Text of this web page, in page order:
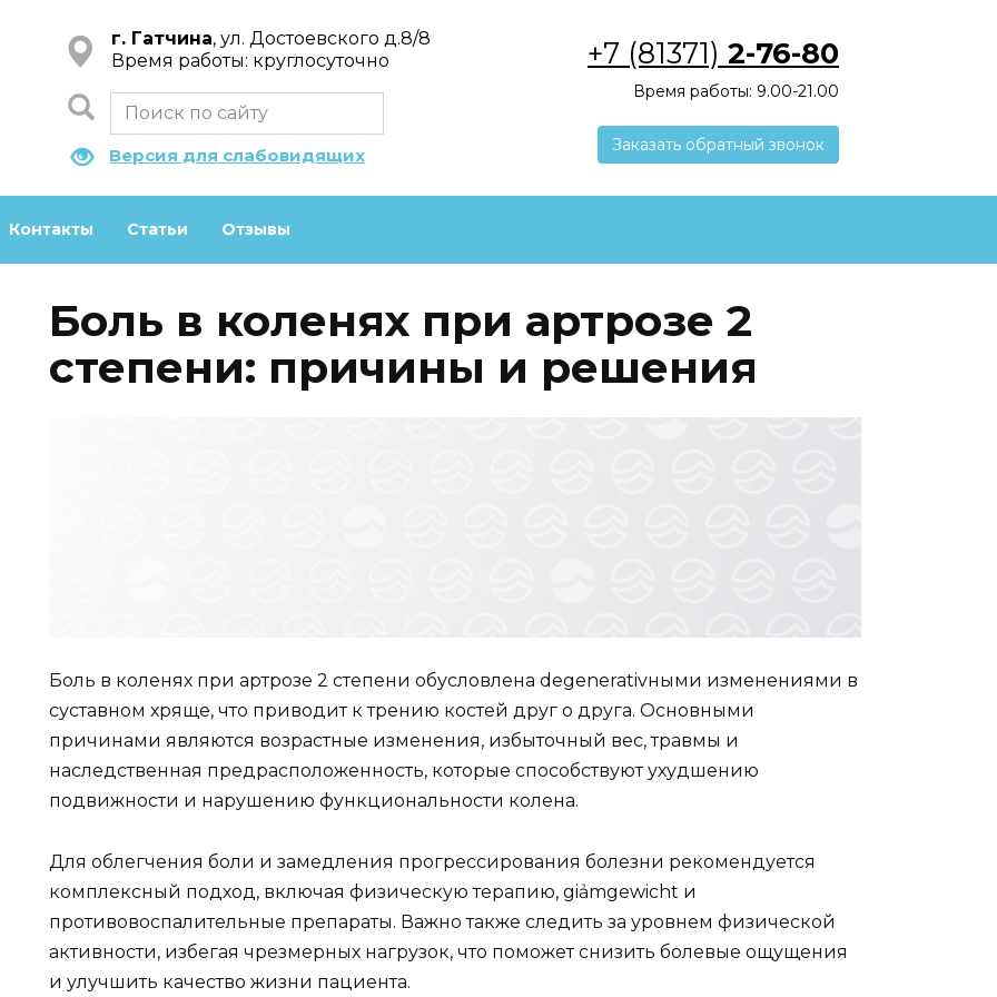
г. Гатчина, ул. Достоевского д.8/8
Время работы: круглосуточно
Версия для слабовидящих
+7 (81371) 2-76-80
Время работы: 9.00-21.00
Заказать обратный звонок
Контакты Статьи Отзывы
Боль в коленях при артрозе 2
степени: причины и решения
Боль в коленях при артрозе 2 степени обусловлена degenerativными изменениями в
суставном хряще, что приводит к трению костей друг о друга. Основными
причинами являются возрастные изменения, избыточный вес, травмы и
наследственная предрасположенность, которые способствуют ухудшению
подвижности и нарушению функциональности колена.
Для облегчения боли и замедления прогрессирования болезни рекомендуется
комплексный подход, включая физическую терапию, giảmgewicht и
противовоспалительные препараты. Важно также следить за уровнем физической
активности, избегая чрезмерных нагрузок, что поможет снизить болевые ощущения
и улучшить качество жизни пациента.